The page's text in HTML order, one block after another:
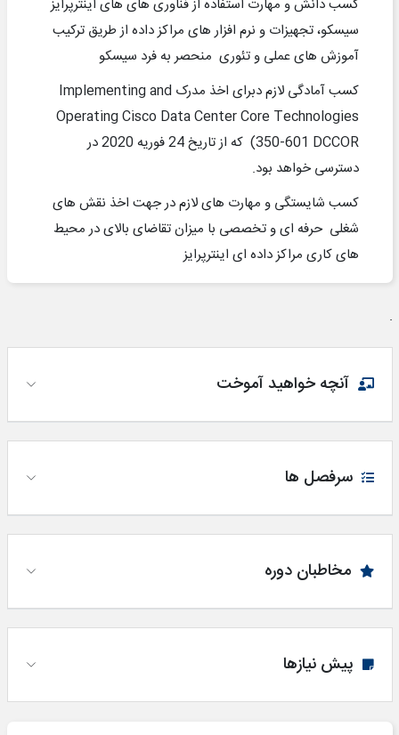
کسب دانش و مهارت استفاده از فناوری های های اینترپرایز
سیسکو، تجهیزات و نرم افزار های مراکز داده از طریق ترکیب
آموزش های عملی و تئوری منحصر به فرد سیسکو
کسب آمادگی لازم دبرای اخذ مدرک Implementing and
Operating Cisco Data Center Core Technologies
(350-601 DCCOR
که از تاریخ 24 فوریه 2020 در
دسترسی خواهد بود.
کسب شایستگی و مهارت های لازم در جهت اخذ نقش های
شغلی حرفه ای و تخصصی با میزان تقاضای بالای در محیط
های کاری مراکز داده ای اینترپرایز
.
آنچه خواهید آموخت
سرفصل ها
مخاطبان دوره
پیش نیازها